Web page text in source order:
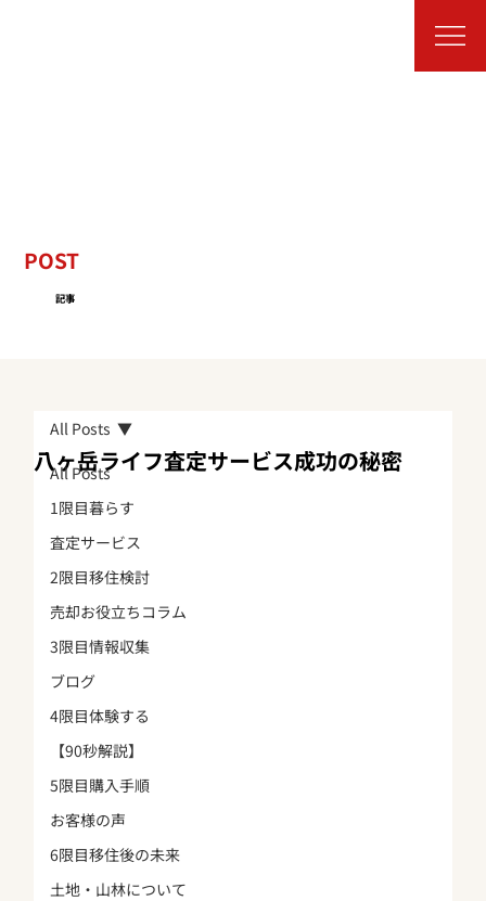
POST
記事
All Posts
1限目暮らす
査定サービス
2限目移住検討
売却お役立ちコラム
3限目情報収集
ブログ
4限目体験する
【90秒解説】
5限目購入手順
お客様の声
6限目移住後の未来
土地・山林について
All Posts
八ヶ岳ライフ査定サービス成功の秘密